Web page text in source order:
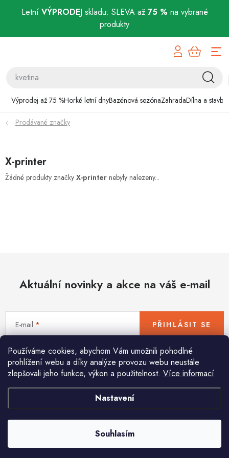
Letní VÝPRODEJskladu: SLEVA až 75 % na vybrané
produkty
Používáme cookies, abychom Vám umožnili pohodlné
prohlížení webu a díky analýze provozu webu neustále
zlepšovali jeho funkce, výkon a použitelnost. Více informací
Nastavení
Souhlasím
Výprodej až 75 %Horké letní dnyBazénová sezónaZahradaDílna a stavba
Bazénová sezóna
Zahrada
Domácnost
Novinky
World Cleanup Day
Akční ceny
Půjčovna Kontaktuje nás
Obchodní podmínky
Vrácení a reklamace
Podmínky ochrany osobních údajů
Obchodní podmínky pro podnikatele
Způsob doručení a platby
Zásady používání cookies
Prodávané značky
X-printer
Žádné produkty značky X-printer nebyly nalezeny...
Aktuální novinky a akce na váš e-mail
E-mail
Vložením e-mailu souhlasíte spodmínkami ochrany osobních údajů
PŘIHLÁSIT SE
Pomůžeme vám s výběrem
Potřebujete s něčím poradit? Jsme tu pro vás!
info@huka.cz